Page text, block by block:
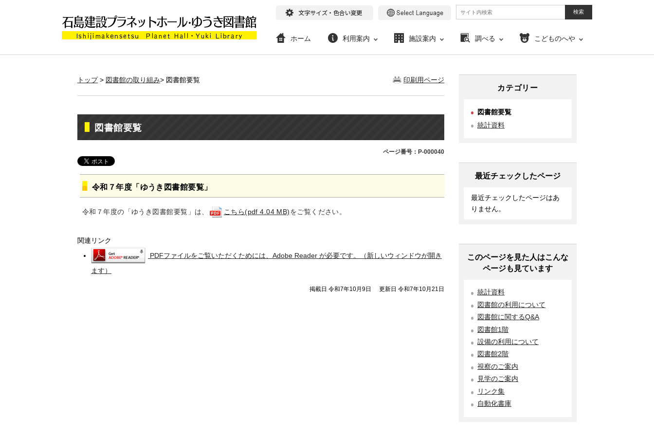
ホーム 利用案内 施設案内 調べる こどものへや
印刷用ページ
トップ> 図書館の取り組み> 図書館要覧
図書館要覧
ページ番号：P-000040
令和７年度「ゆうき図書館要覧」
令和７年度の「ゆうき図書館要覧」は、 こちら(pdf 4.04 MB)をご覧ください。
関連リンク
PDFファイルをご覧いただくためには、Adobe Reader が必要です。（新しいウィンドウが開き
ます）
掲載日 令和7年10月9日 更新日 令和7年10月21日
カテゴリー
図書館要覧
統計資料
最近チェックしたページ
最近チェックしたページはあ
りません。
このページを見た人はこんな
ページも見ています
統計資料
図書館の利用について
図書館に関するQ&A
図書館1階
設備の利用について
図書館2階
視察のご案内
見学のご案内
リンク集
自動化書庫